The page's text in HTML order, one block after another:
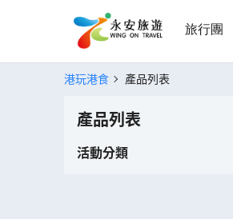
旅行團
港玩港食 產品列表
產品列表
活動分類